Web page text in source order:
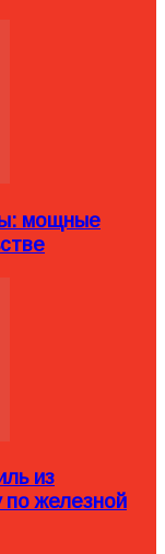
мощные
из
по железной